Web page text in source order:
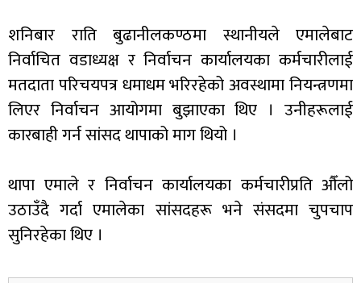
शनिबार राति बुढानीलकण्ठमा स्थानीयले एमालेबाट
निर्वाचित वडाध्यक्ष र निर्वाचन कार्यालयका कर्मचारीलाई
मतदाता परिचयपत्र धमाधम भरिरहेको अवस्थामा नियन्त्रणमा
लिएर निर्वाचन आयोगमा बुझाएका थिए । उनीहरूलाई
कारबाही गर्न सांसद थापाको माग थियो ।
थापा एमाले र निर्वाचन कार्यालयका कर्मचारीप्रति औँलो
उठाउँदै गर्दा एमालेका सांसदहरू भने संसदमा चुपचाप
सुनिरहेका थिए ।